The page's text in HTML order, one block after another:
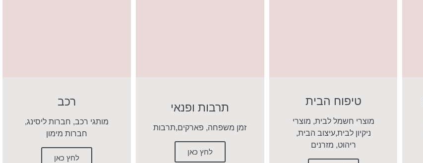
טיפוח הבית
מוצרי חשמל לבית, מוצרי
ניקיון לבית,עיצוב הבית,
ריהוט, מזרנים
תרבות ופנאי
זמן משפחה, פארקים,תרבות
לחץ כאן
רכב
מותגי רכב, חברות ליסינג,
חברות מימון
לחץ כאן